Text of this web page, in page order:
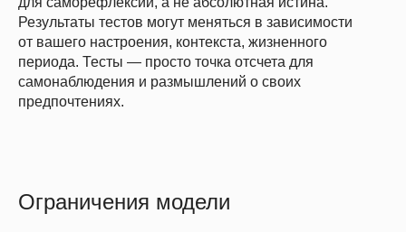
Результаты тестов могут меняться в зависимости
от вашего настроения, контекста, жизненного
периода. Тесты — просто точка отсчета для
самонаблюдения и размышлений о своих
предпочтениях.
Ограничения модели